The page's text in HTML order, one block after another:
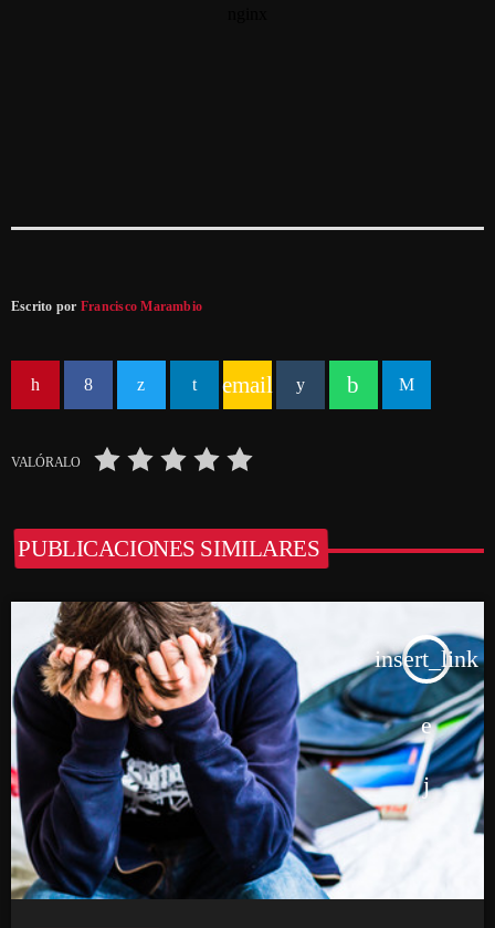
Escrito por Francisco Marambio
email
VALÓRALO
PUBLICACIONES SIMILARES
insert_link